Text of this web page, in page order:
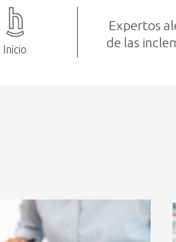
Inicio
Expertos
de las